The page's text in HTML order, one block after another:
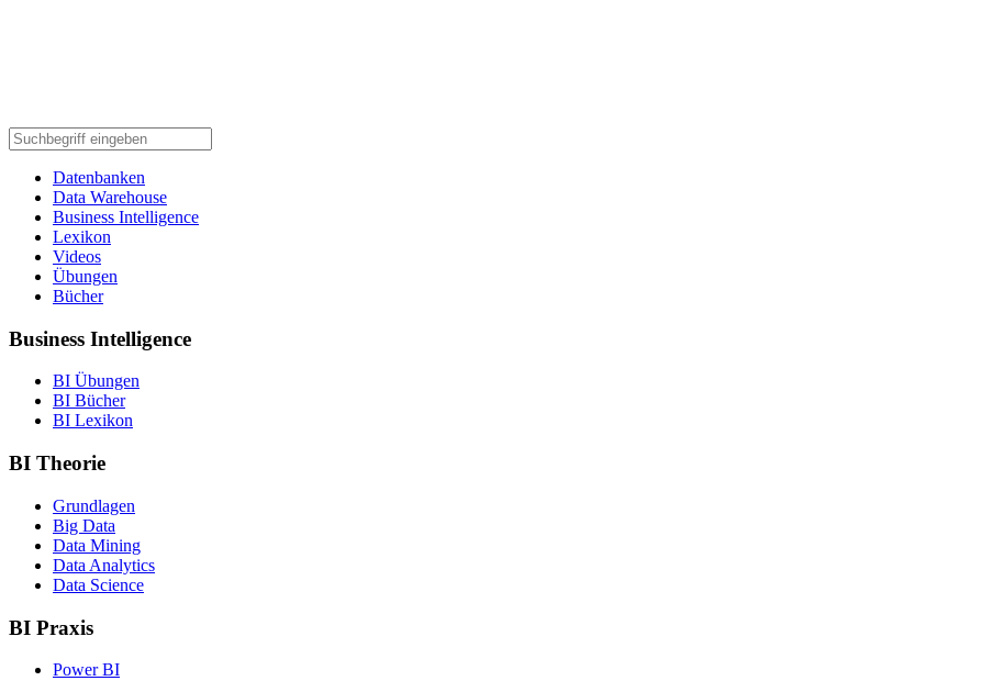
Datenbanken
Data Warehouse
Business Intelligence
Lexikon
Videos
Übungen
Bücher
Business Intelligence
BI Übungen
BI Bücher
BI Lexikon
BI Theorie
Grundlagen
Big Data
Data Mining
Data Analytics
Data Science
BI Praxis
Power BI